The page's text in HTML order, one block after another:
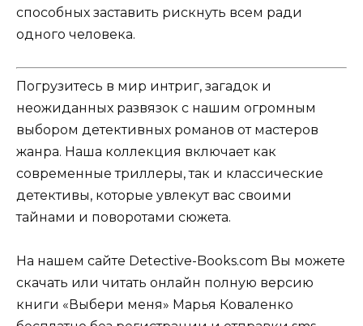
способных заставить рискнуть всем ради
одного человека.
Погрузитесь в мир интриг, загадок и
неожиданных развязок с нашим огромным
выбором детективных романов от мастеров
жанра. Наша коллекция включает как
современные триллеры, так и классические
детективы, которые увлекут вас своими
тайнами и поворотами сюжета.
На нашем сайте Detective-Books.com Вы можете
скачать или читать онлайн полную версию
книги «Выбери меня» Марья Коваленко